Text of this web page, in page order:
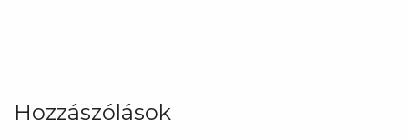
Hozzászólások